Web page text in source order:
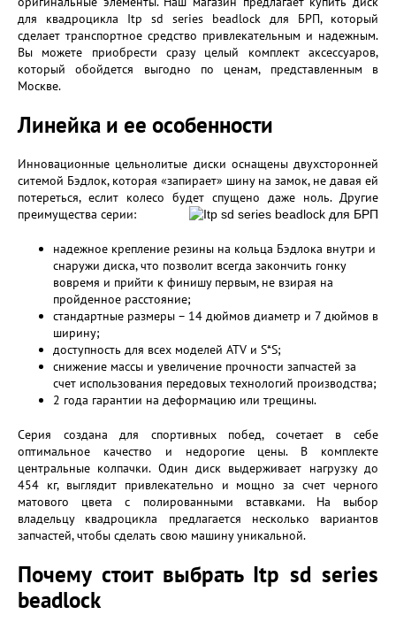
для квадроцикла Itp sd series beadlock для БРП, который
сделает транспортное средство привлекательным и надежным.
Вы можете приобрести сразу целый комплект аксессуаров,
который обойдется выгодно по ценам, представленным в
Москве.
Линейка и ее особенности
Инновационные цельнолитые диски оснащены двухсторонней
ситемой Бэдлок, которая «запирает» шину на замок, не давая ей
потереться, еслит колесо будет спущено даже ноль. Другие
преимущества серии:
надежное крепление резины на кольца Бэдлока внутри и
снаружи диска, что позволит всегда закончить гонку
вовремя и прийти к финишу первым, не взирая на
пройденное расстояние;
стандартные размеры – 14 дюймов диаметр и 7 дюймов в
ширину;
доступность для всех моделей ATV и S*S;
снижение массы и увеличение прочности запчастей за
счет использования передовых технологий производства;
2 года гарантии на деформацию или трещины.
Серия создана для спортивных побед, сочетает в себе
оптимальное качество и недорогие цены. В комплекте
центральные колпачки. Один диск выдерживает нагрузку до
454 кг, выглядит привлекательно и мощно за счет черного
матового цвета с полированными вставками. На выбор
владельцу квадроцикла предлагается несколько вариантов
запчастей, чтобы сделать свою машину уникальной.
Почему стоит выбрать Itp sd series
beadlock